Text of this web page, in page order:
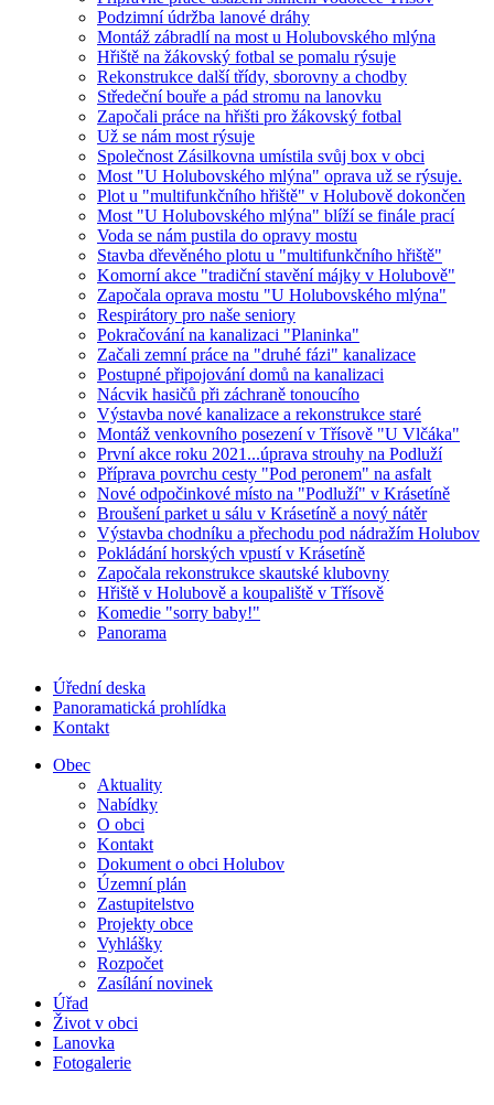
Podzimní údržba lanové dráhy
Montáž zábradlí na most u Holubovského mlýna
Hřiště na žákovský fotbal se pomalu rýsuje
Rekonstrukce další třídy, sborovny a chodby
Středeční bouře a pád stromu na lanovku
Započali práce na hřišti pro žákovský fotbal
Už se nám most rýsuje
Společnost Zásilkovna umístila svůj box v obci
Most "U Holubovského mlýna" oprava už se rýsuje.
Plot u "multifunkčního hřiště" v Holubově dokončen
Most "U Holubovského mlýna" blíží se finále prací
Voda se nám pustila do opravy mostu
Stavba dřevěného plotu u "multifunkčního hřiště"
Komorní akce "tradiční stavění májky v Holubově"
Započala oprava mostu "U Holubovského mlýna"
Respirátory pro naše seniory
Pokračování na kanalizaci "Planinka"
Začali zemní práce na "druhé fázi" kanalizace
Postupné připojování domů na kanalizaci
Nácvik hasičů při záchraně tonoucího
Výstavba nové kanalizace a rekonstrukce staré
Montáž venkovního posezení v Třísově "U Vlčáka"
První akce roku 2021...úprava strouhy na Podluží
Příprava povrchu cesty "Pod peronem" na asfalt
Nové odpočinkové místo na "Podluží" v Krásetíně
Broušení parket u sálu v Krásetíně a nový nátěr
Výstavba chodníku a přechodu pod nádražím Holubov
Pokládání horských vpustí v Krásetíně
Započala rekonstrukce skautské klubovny
Hřiště v Holubově a koupaliště v Třísově
Komedie "sorry baby!"
Panorama
Úřední deska
Panoramatická prohlídka
Kontakt
Obec
Aktuality
Nabídky
O obci
Kontakt
Dokument o obci Holubov
Územní plán
Zastupitelstvo
Projekty obce
Vyhlášky
Rozpočet
Zasílání novinek
Úřad
Život v obci
Lanovka
Fotogalerie